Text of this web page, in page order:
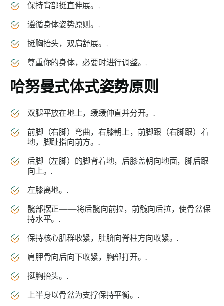
保持背部挺直伸展。.
遵循身体姿势原则。.
挺胸抬头，双肩舒展。.
尊重你的身体，必要时进行调整。.
哈努曼式体式姿势原则
双腿平放在地上，缓缓伸直并分开。.
前脚（右脚）弯曲，右膝朝上，前脚跟（右脚跟）着
地，脚趾指向前方。.
后脚（左脚）的脚背着地，后膝盖朝向地面，脚后跟
向上。.
左膝离地。.
髋部摆正——将后髋向前拉，前髋向后拉，使骨盆保
持水平。.
保持核心肌群收紧，肚脐向脊柱方向收紧。.
肩胛骨向后向下收紧，胸部打开。.
挺胸抬头。.
上半身以骨盆为支撑保持平衡。.